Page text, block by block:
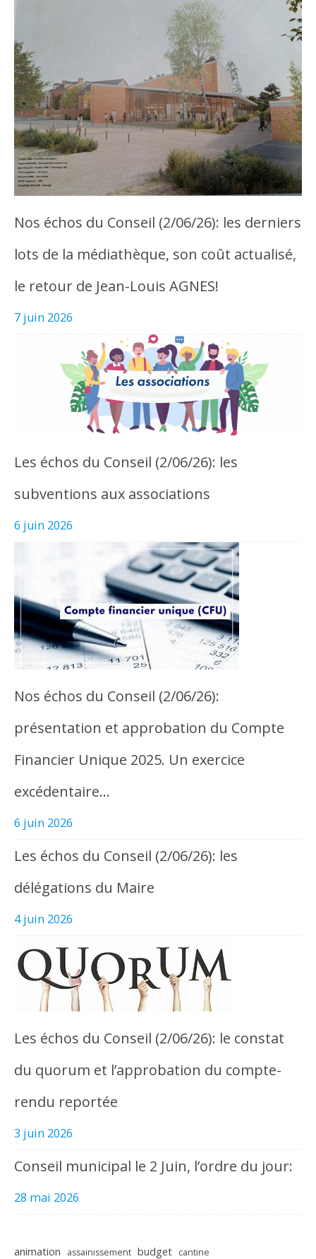
Nos échos du Conseil (2/06/26): les derniers
lots de la médiathèque, son coût actualisé,
le retour de Jean-Louis AGNES!
7 juin 2026
Les échos du Conseil (2/06/26): les
subventions aux associations
6 juin 2026
Nos échos du Conseil (2/06/26):
présentation et approbation du Compte
Financier Unique 2025. Un exercice
excédentaire…
6 juin 2026
Les échos du Conseil (2/06/26): les
délégations du Maire
4 juin 2026
Les échos du Conseil (2/06/26): le constat
du quorum et l’approbation du compte-
rendu reportée
3 juin 2026
Conseil municipal le 2 Juin, l’ordre du jour:
28 mai 2026
animation assainissement budget cantine